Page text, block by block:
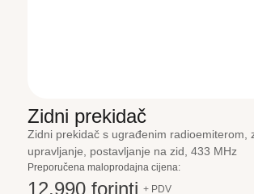
Zidni prekidač
Zidni prekidač s ugrađenim radioemiterom,
upravljanje, postavljanje na zid, 433 MHz
Preporučena maloprodajna cijena:
12.990 forinti + PDV